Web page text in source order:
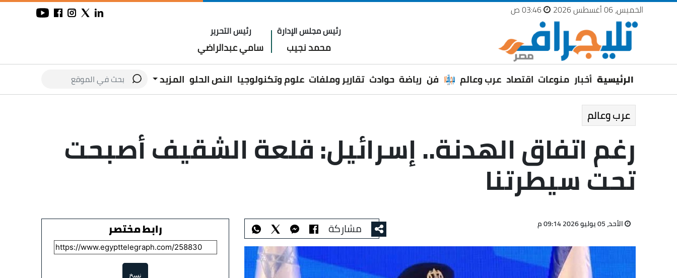
الخميس، 06 أغسطس 2026
03:46 ص
رئيس مجلس الإدارة
محمد نجيب
رئيس التحرير
سامي عبدالراضي
الرئيسية أخبار منوعات اقتصاد عرب وعالم فن رياضة حوادث تقارير وملفات علوم وتكنولوجيا النص الحلو المزيد
عرب وعالم
رغم اتفاق الهدنة.. إسرائيل: قلعة الشقيف أصبحت
تحت سيطرتنا
الأحد، 05 يوليو 2026 09:14 م مشاركة رابط مختصر
نسخ